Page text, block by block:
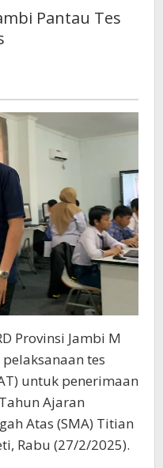
Jambi
Pantau Tes
Provinsi Jambi M
tes
untuk penerimaan
Ajaran
Atas (SMA) Titian
Rabu (27/2/2025).